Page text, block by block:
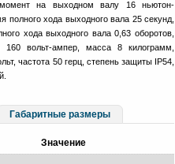
на выходном валу 16 ньютон-
полного хода выходного вала 25 секунд,
хода выходного вала 0,63 оборотов,
160 вольт-ампер, масса 8 килограмм,
частота 50 герц, степень защиты IP54,
Габаритные размеры
Значение